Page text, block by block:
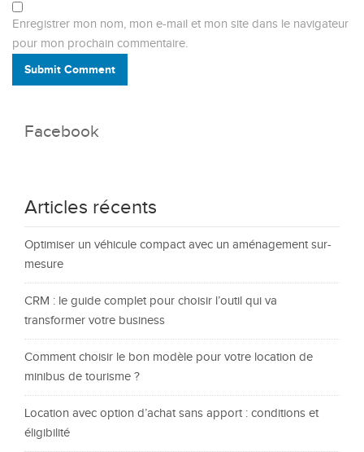
Enregistrer mon nom, mon e-mail et mon site dans le navigateur
pour mon prochain commentaire.
Submit Comment
Facebook
Articles récents
Optimiser un véhicule compact avec un aménagement sur-
mesure
CRM : le guide complet pour choisir l’outil qui va
transformer votre business
Comment choisir le bon modèle pour votre location de
minibus de tourisme ?
Location avec option d’achat sans apport : conditions et
éligibilité